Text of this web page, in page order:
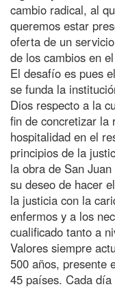
cambio radical, al
queremos estar
oferta de un
de los cambios en
El desafío es pues
se funda la
Dios respecto a la
fin de concretizar la
hospitalidad en el
principios de la
la obra de San
su deseo de hacer
la justicia con la
enfermos y a los
cualificado tanto a
Valores siempre
500 años, presente
45 países. Cada